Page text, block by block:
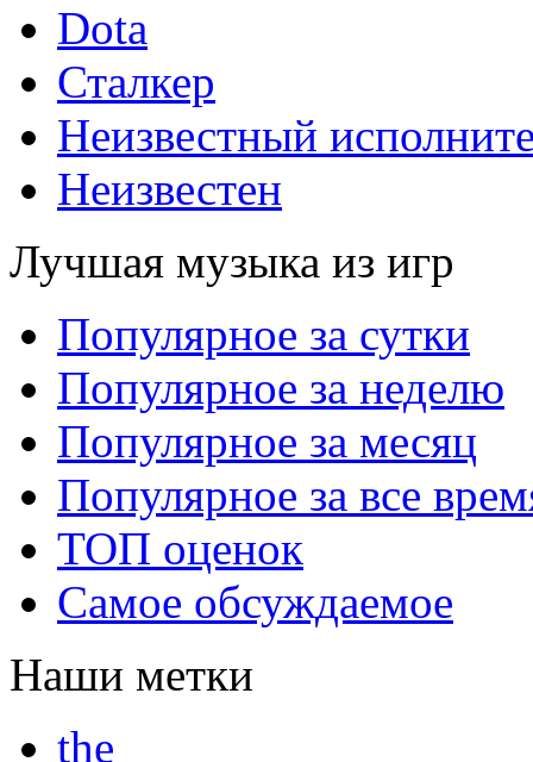
Dota
Сталкер
Неизвестный
Неизвестен
Лучшая музыка из игр
Популярное за сутки
Популярное за неделю
Популярное за месяц
Популярное за все
ТОП оценок
Самое обсуждаемое
Наши метки
the